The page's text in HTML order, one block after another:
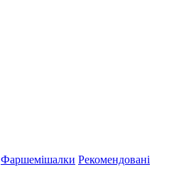
Фаршемішалки Рекомендовані